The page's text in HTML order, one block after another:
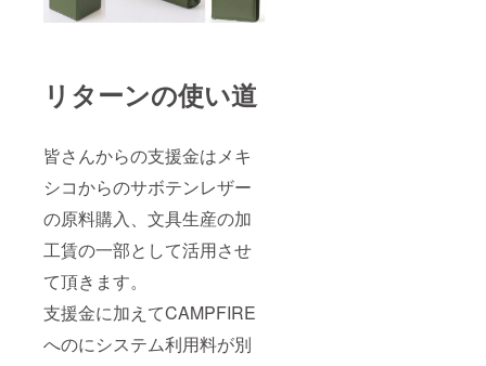
リターンの使い道
皆さんからの支援金はメキ
シコからのサボテンレザー
の原料購入、文具生産の加
工賃の一部として活用させ
て頂きます。
支援金に加えてCAMPFIRE
へのにシステム利用料が別